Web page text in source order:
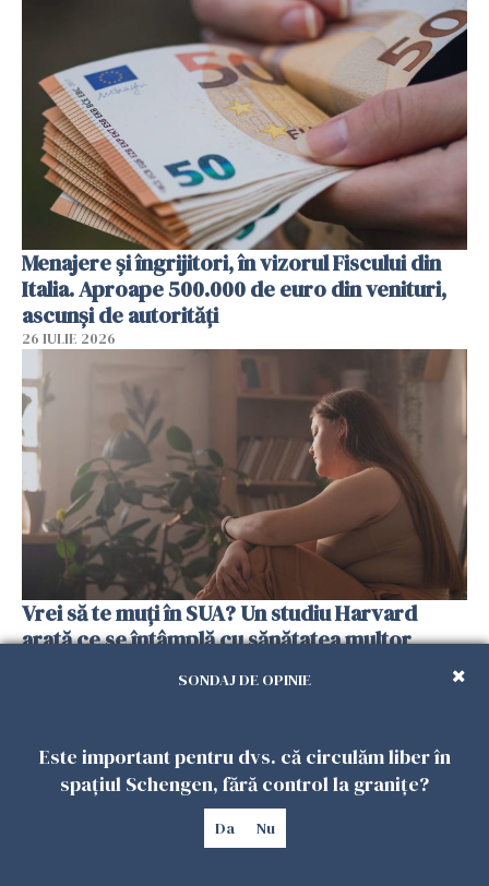
Menajere și îngrijitori, în vizorul Fiscului din
Italia. Aproape 500.000 de euro din venituri,
ascunși de autorități
26 IULIE 2026
Vrei să te muți în SUA? Un studiu Harvard
arată ce se întâmplă cu sănătatea multor
SONDAJ DE OPINIE
Este important pentru dvs. că circulăm liber în
spațiul Schengen, fără control la granițe?
Da Nu